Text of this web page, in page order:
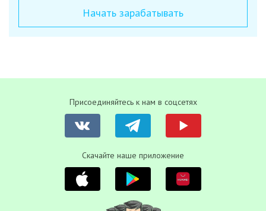
Начать зарабатывать
Присоединяйтесь к нам в соцсетях
Скачайте наше приложение